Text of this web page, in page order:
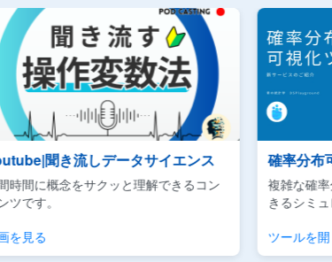
確率分布可視化ツール
複雑な確率分布などのパラメータ調整がで
きるシミュレーションツールです。
ツールを開く
ビジ
用に
チェ